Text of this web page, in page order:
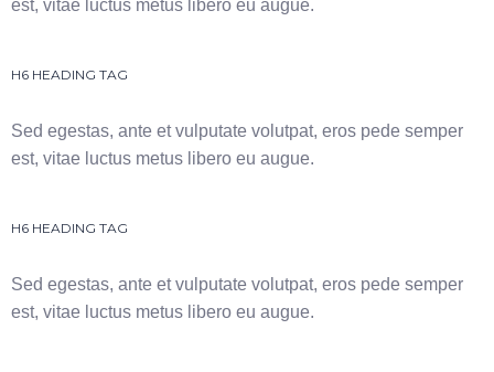
est, vitae luctus metus libero eu augue.
H6 HEADING TAG
Sed egestas, ante et vulputate volutpat, eros pede semper
est, vitae luctus metus libero eu augue.
H6 HEADING TAG
Sed egestas, ante et vulputate volutpat, eros pede semper
est, vitae luctus metus libero eu augue.